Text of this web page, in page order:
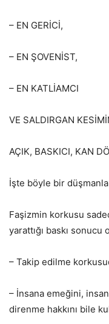
– EN GERİCİ,
– EN ŞOVENİST,
– EN KATLİAMCI
VE SALDIRGAN
AÇIK, BASKICI, KAN
İşte böyle bir düşmanla
Faşizmin korkusu
yarattığı baskı
– Takip edilme
– İnsana emeğini,
direnme hakkını bile